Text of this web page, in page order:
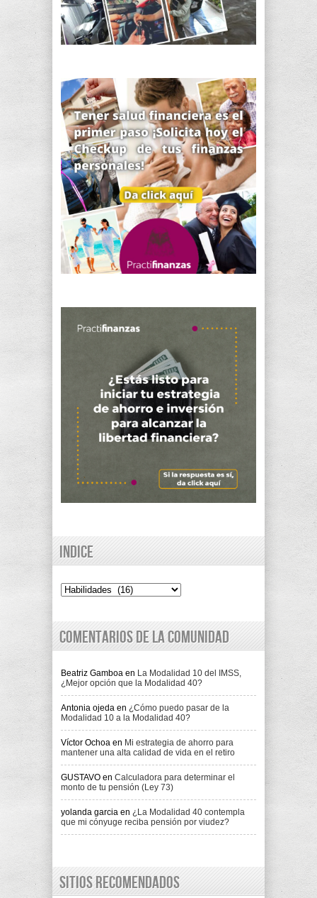
Indice
Indice
Comentarios de la comunidad
Beatriz Gamboa en La Modalidad 10 del IMSS,
¿Mejor opción que la Modalidad 40?
Antonia ojeda en ¿Cómo puedo pasar de la
Modalidad 10 a la Modalidad 40?
Víctor Ochoa en Mi estrategia de ahorro para
mantener una alta calidad de vida en el retiro
GUSTAVO en Calculadora para determinar el
monto de tu pensión (Ley 73)
yolanda garcia en ¿La Modalidad 40 contempla
que mi cónyuge reciba pensión por viudez?
Sitios recomendados